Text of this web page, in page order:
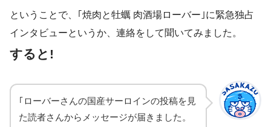
ということで、｢焼肉と牡蠣 肉酒場ローバー｣に緊急独占
インタビューというか、連絡をして聞いてみました。
すると!
｢ローバーさんの国産サーロインの投稿を見
た読者さんからメッセージが届きました。